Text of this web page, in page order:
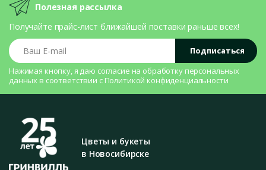
Полезная рассылка
Получайте прайс-лист ближайшей поставки раньше всех!
Ваш E-mail
Подписаться
Нажимая кнопку, я даю согласие на обработку персональных
данных в соответствии с Политикой конфиденциальности
Цветы и букеты
в Новосибирске